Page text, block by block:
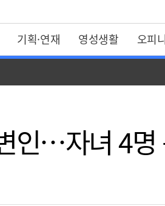
기획·연재 영성생활 오피
인…자녀 4